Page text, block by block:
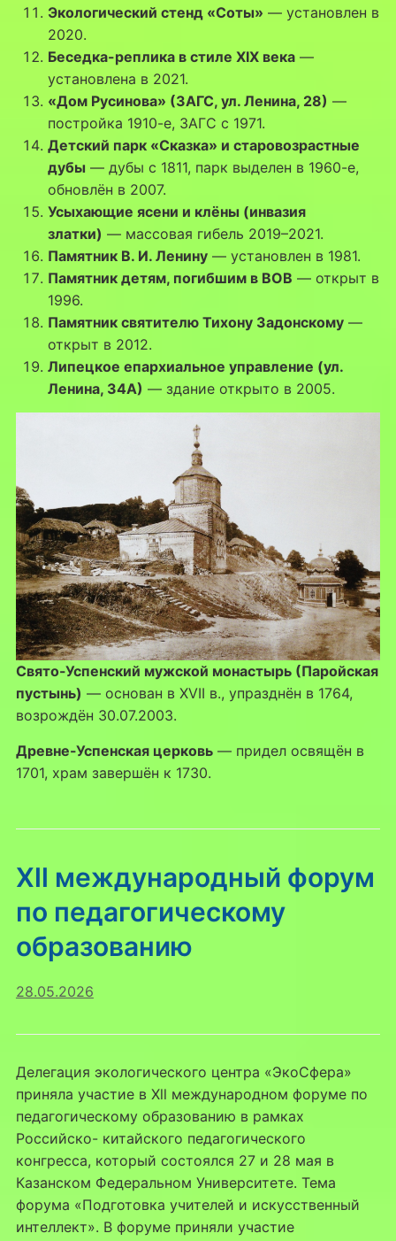
Экологический стенд «Соты» — установлен в
2020.
Беседка-реплика в стиле XIX века—
установлена в 2021.
«Дом Русинова» (ЗАГС, ул. Ленина, 28) —
постройка 1910-е, ЗАГС с 1971.
Детский парк «Сказка» и старовозрастные
дубы — дубы с 1811, парк выделен в 1960-е,
обновлён в 2007.
Усыхающие ясени и клёны (инвазия
златки) — массовая гибель 2019–2021.
Памятник В. И. Ленину— установлен в 1981.
Памятник детям, погибшим в ВОВ — открыт в
1996.
Памятник святителю Тихону Задонскому—
открыт в 2012.
Липецкое епархиальное управление (ул.
Ленина, 34А) — здание открыто в 2005.
Свято-Успенский мужской монастырь (Паройская
пустынь) — основан в XVII в., упразднён в 1764,
возрождён 30.07.2003.
Древне-Успенская церковь— придел освящён в
1701, храм завершён к 1730.
Xll международный форум
по педагогическому
образованию
28.05.2026
Делегация экологического центра «ЭкоСфера»
приняла участие в Xll международном форуме по
педагогическому образованию в рамках
Российско- китайского педагогического
конгресса, который состоялся 27 и 28 мая в
Казанском Федеральном Университете. Тема
форума «Подготовка учителей и искусственный
интеллект». В форуме приняли участие